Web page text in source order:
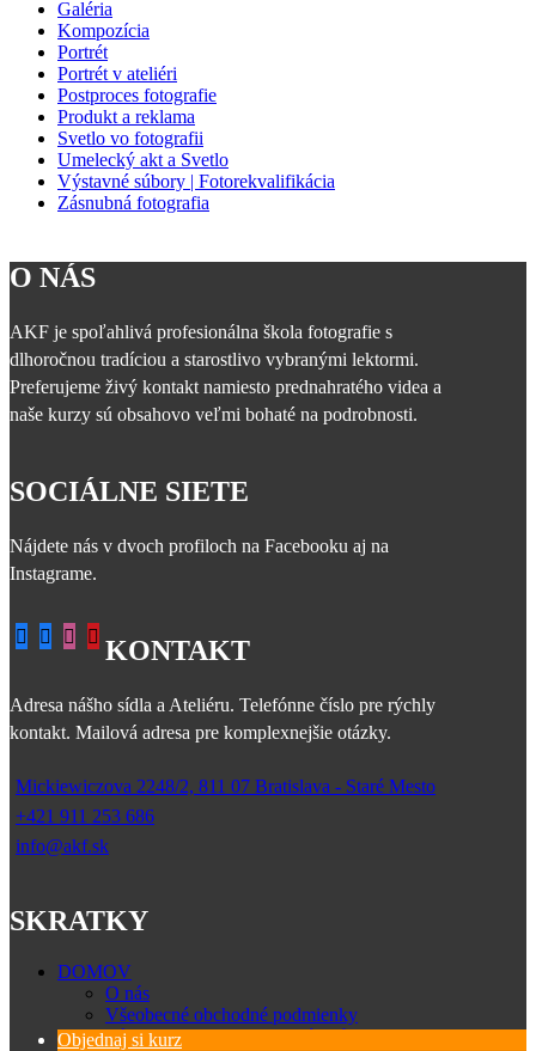
Galéria
Kompozícia
Portrét
Portrét v ateliéri
Postproces fotografie
Produkt a reklama
Svetlo vo fotografii
Umelecký akt a Svetlo
Výstavné súbory | Fotorekvalifikácia
Zásnubná fotografia
O NÁS
AKF je spoľahlivá profesionálna škola fotografie s
dlhoročnou tradíciou a starostlivo vybranými lektormi.
Preferujeme živý kontakt namiesto prednahratého videa a
naše kurzy sú obsahovo veľmi bohaté na podrobnosti.
SOCIÁLNE SIETE
Nájdete nás v dvoch profiloch na Facebooku aj na
Instagrame.
KONTAKT
Adresa nášho sídla a Ateliéru. Telefónne číslo pre rýchly
kontakt. Mailová adresa pre komplexnejšie otázky.
Mickiewiczova 2248/2, 811 07 Bratislava - Staré Mesto
+421 911 253 686
info@akf.sk
SKRATKY
DOMOV
O nás
Všeobecné obchodné podmienky
Zásady spracovania osobných údajov
Objednaj si kurz